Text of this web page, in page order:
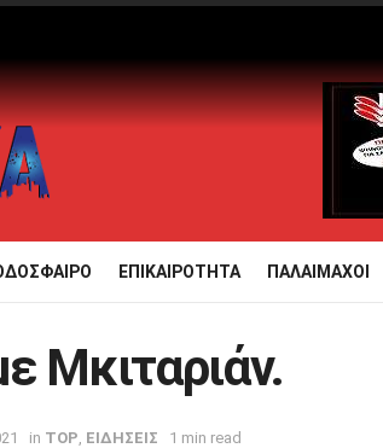
ΕΠΙΚΑΙΡΟΤΗΤΑ ΠΑΛΑΙΜΑΧΟΙ
Μκιταριάν.
in TOP ΕΙΔΗΣΕΙΣ 1 min read